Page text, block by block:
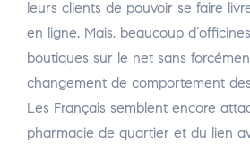
leurs clients de pouvoir se faire
en ligne. Mais, beaucoup
boutiques sur le net sans
changement de comportement
Les Français semblent encore
pharmacie de quartier et du lien